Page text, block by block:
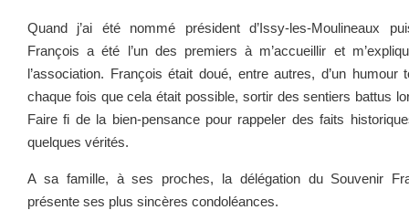
Quand j’ai été nommé président d’Issy-les-Moulineaux
François a été l’un des premiers à m’accueillir et
l’association. François était doué, entre autres, d’un
chaque fois que cela était possible, sortir des sentiers battus
Faire fi de la bien-pensance pour rappeler des faits
quelques vérités.
A sa famille, à ses proches, la délégation du Souvenir
présente ses plus sincères condoléances.